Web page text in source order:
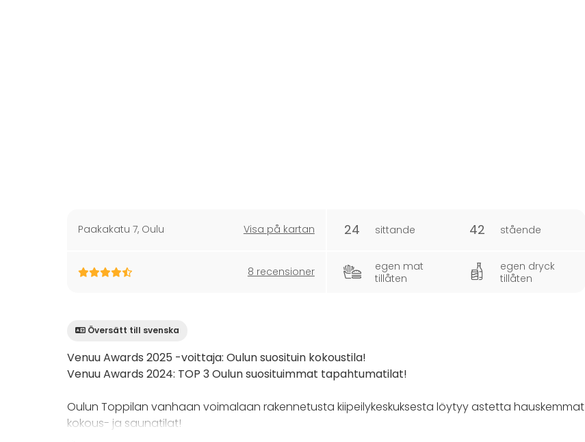
Paakakatu 7, Oulu Visa på kartan
8 recensioner
24 sittande 42 stående
egen mat
tillåten
egen dryck
tillåten
Översätt till svenska
Venuu Awards 2025 -voittaja: Oulun suosituin kokoustila!
Venuu Awards 2024: TOP 3 Oulun suosituimmat tapahtumatilat!
Oulun Toppilan vanhaan voimalaan rakennetusta kiipeilykeskuksesta löytyy astetta hauskemmat
kokous- ja saunatilat!